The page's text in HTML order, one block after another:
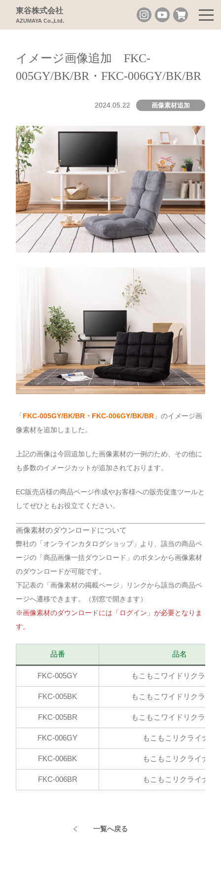
東谷株式会社
AZUMAYA Co.,Ltd.
イメージ画像追加 FKC-
005GY/BK/BR・FKC-006GY/BK/BR
2024.05.22 画像素材追加
「 FKC-005GY/BK/BR・FKC-006GY/BK/BR 」のイメージ画
像素材を追加しました。
上記の画像は今回追加した画像素材の一例のため、その他に
も多数のイメージカットが追加されております。
EC販売店様の商品ページ作成やお客様への販売促進ツールと
してぜひともお役立てください。
画像素材のダウンロードについて
弊社の「オンラインカタログショップ」より、該当の商品ペ
ージの「商品画像一括ダウンロード」のボタンから画像素材
のダウンロードが可能です。
下記表の「画像素材の掲載ページ」リンクから該当の商品ペ
ージへ遷移できます。（別窓で開きます）
※画像素材のダウンロードには「ログイン」が必要となりま
す。
品番 品名
FKC-005GY もこもこワイドリクライ
FKC-005BK もこもこワイドリクライ
FKC-005BR もこもこワイドリクライ
FKC-006GY もこもこリクライナー
FKC-006BK もこもこリクライナー
FKC-006BR もこもこリクライナー
一覧へ戻る